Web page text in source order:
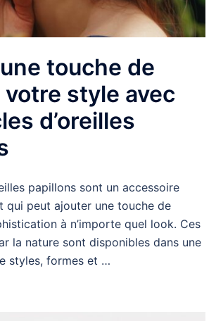
touche de
votre style avec
d’oreilles
papillons sont un accessoire
qui peut ajouter une touche de
à n’importe quel look. Ces
la nature sont disponibles dans une
styles, formes et …